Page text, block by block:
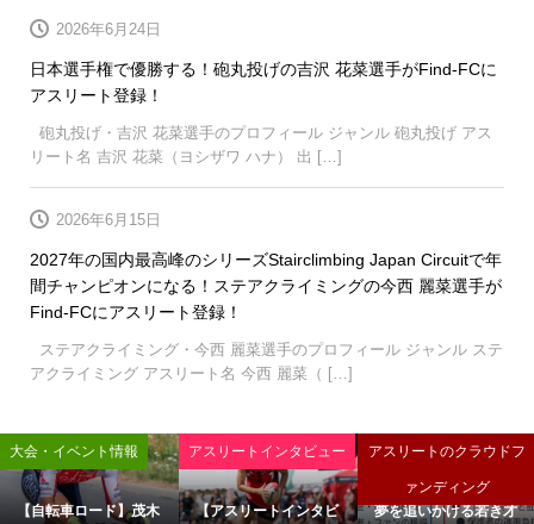
日本選手権で優勝する！砲丸投げの吉沢 花菜選手がFind-FCに
アスリート登録！
2026年6月24日
砲丸投げ・吉沢 花菜選手のプロフィール ジャンル 砲丸投げ アス
リート名 吉沢 花菜（ヨシザワ ハナ） 出 […]
2027年の国内最高峰のシリーズStairclimbing Japan Circuitで年
間チャンピオンになる！ステアクライミングの今西 麗菜選手が
Find-FCにアスリート登録！
2026年6月15日
ステアクライミング・今西 麗菜選手のプロフィール ジャンル ステ
アクライミング アスリート名 今西 麗菜（ […]
大会・イベント情報
【自転車ロード】茂木
アスリートインタビュー
【アスリートインタビ
アスリートのクラウドフ
ァンディング
夢を追いかける若き才